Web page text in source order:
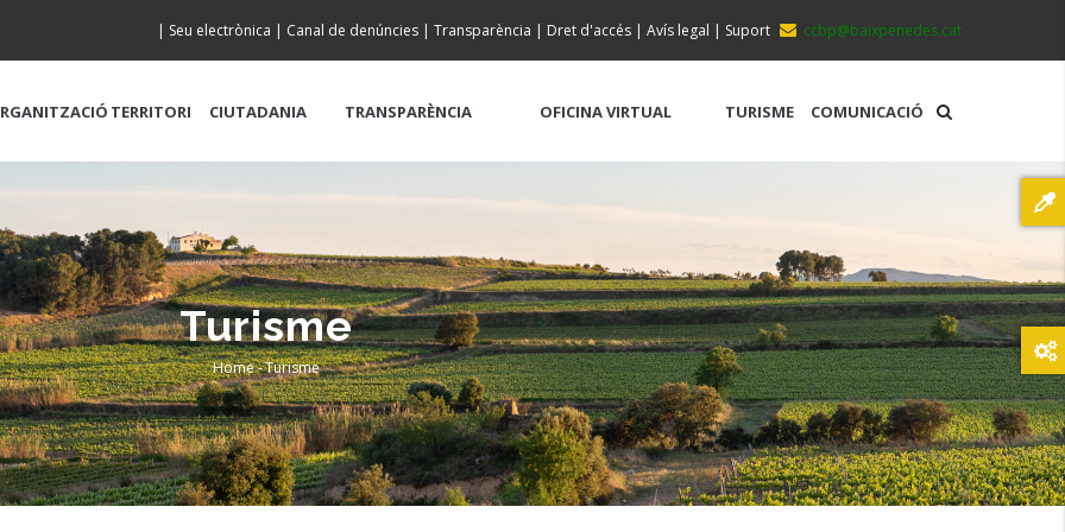
ccbp@baixpenedes.cat
| Seu electrònica | Canal de denúncies | Transparència | Dret d'accés | Avís legal | Suport
TERRITORI CIUTADANIA TRANSPARÈNCIA OFICINA VIRTUAL TURISME COMUNICACIÓ
Turisme
Breadcrumb
Home-Turisme